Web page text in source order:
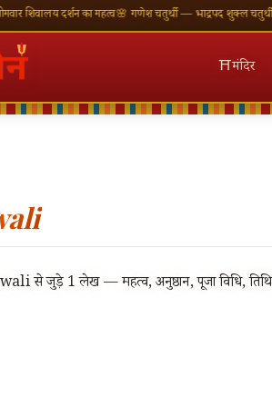
शिवालय दर्शन का महत्व🌸 गणेश चतुर्थी — भाद्रपद शुक्ल चतुर्थी⛩
⛩मंदिर
से जुड़े 1 लेख — महत्व, अनुष्ठान, पूजा विधि,